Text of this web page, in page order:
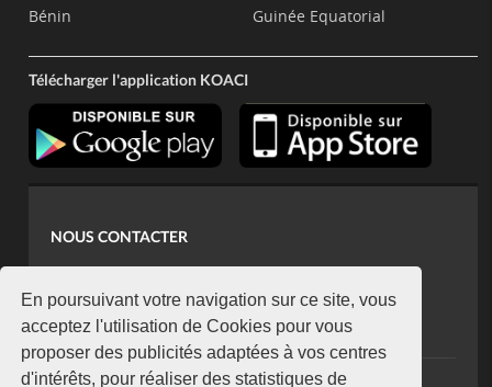
En poursuivant votre navigation sur ce site, vous
acceptez l'utilisation de Cookies pour vous
proposer des publicités adaptées à vos centres
d'intérêts, pour réaliser des statistiques de
Bénin
Guinée Equatorial
Télécharger l'application KOACI
NOUS CONTACTER
koaci@yahoo.fr
+225 07 08 85 52 93